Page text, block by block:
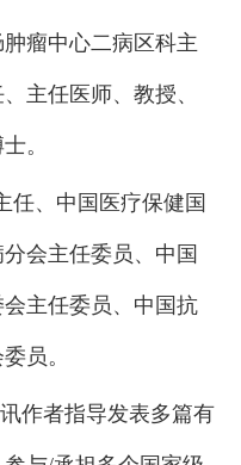
瘤中心二病区科主
主任医师、教授、
。
任、中国医疗保健国
会主任委员、中国
主任委员、中国抗
员。
作者指导发表多篇有